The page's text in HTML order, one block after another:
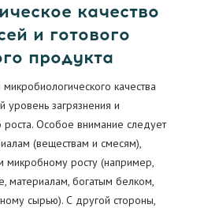
качество
и готового
продукта
качества
уровень загрязнения и
Особое внимание следует
(веществам и смесям),
росту (например,
материалам, богатым белком,
сырью). С другой стороны,